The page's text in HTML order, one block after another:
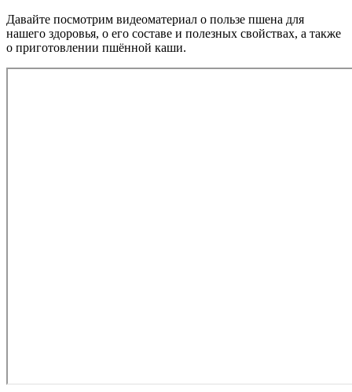
Давайте посмотрим видеоматериал о пользе пшена для
нашего здоровья, о его составе и полезных свойствах, а также
о приготовлении пшённой каши.